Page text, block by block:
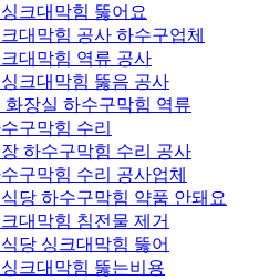
크대막힘 뚫어요
대막힘 공사 하수구업체
대막힘 역류 공사
크대막힘 뚫음 공사
장실 하수구막힘 역류
구막힘 수리
하수구막힘 수리 공사
구막힘 수리 공사업체
당 하수구막힘 약품 안돼요
대막힘 침전물 제거
당 싱크대막힘 뚫어
크대막힘 뚫는비용